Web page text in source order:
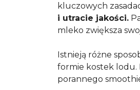
kluczowych
i utracie jakości.
mleko zwiększa
Istnieją różne
formie kostek lodu.
porannego